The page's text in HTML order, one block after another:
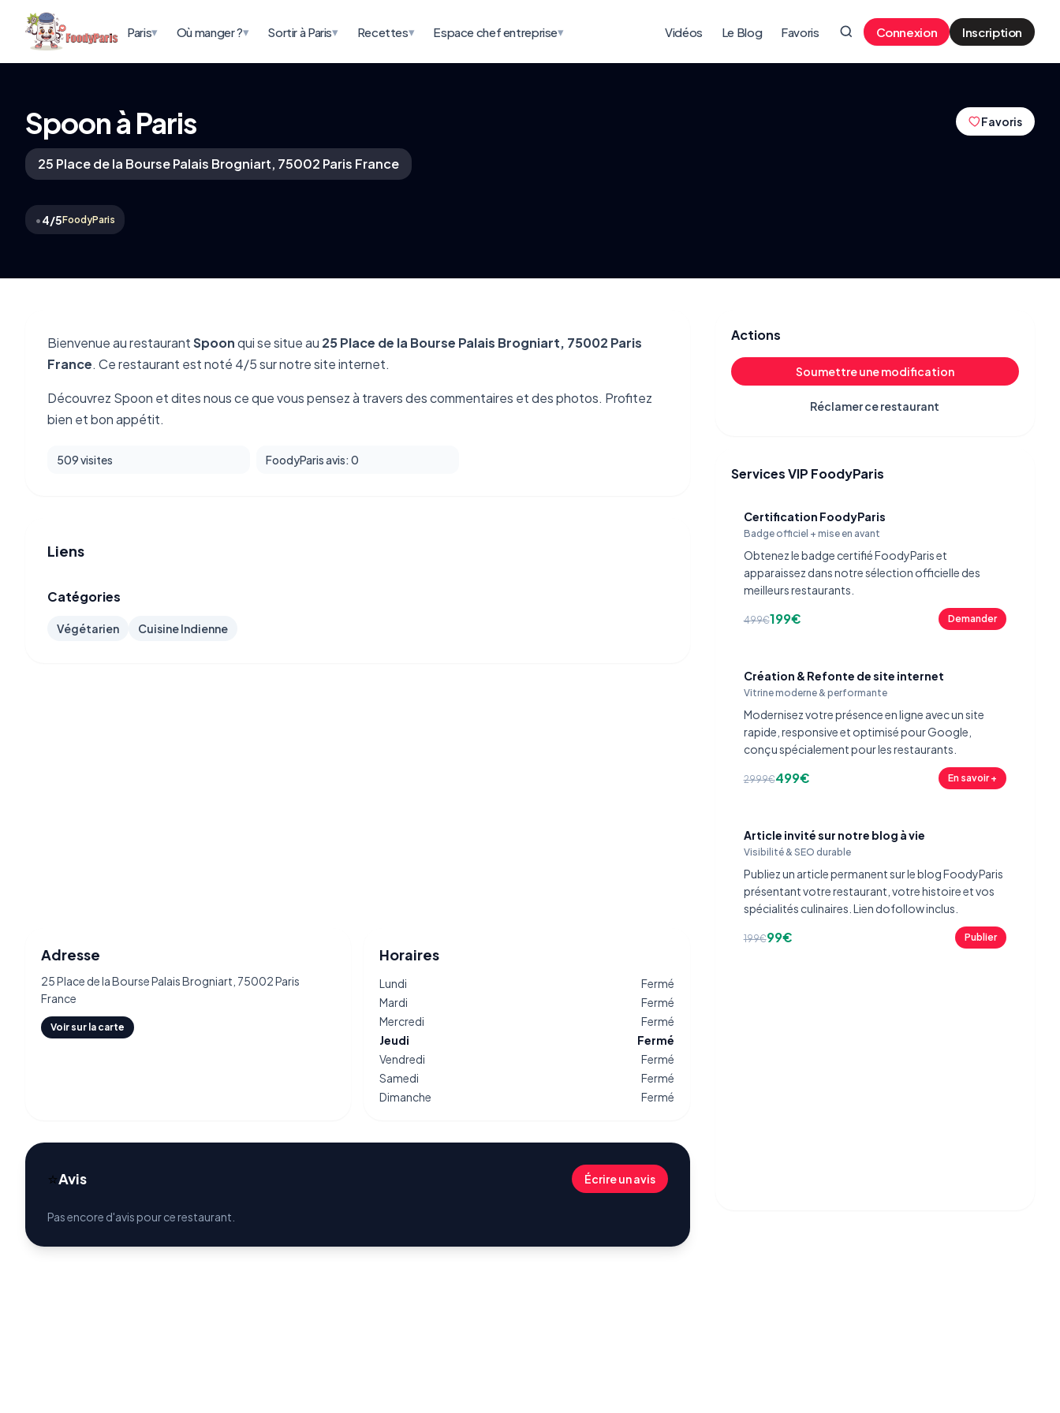
Paris▾ Où manger ?▾ Sortir à Paris▾ Recettes▾ Espace chef entreprise▾ Vidéos Le Blog Favoris Connexion Inscription
Spoon à Paris
25 Place de la Bourse Palais Brogniart, 75002 Paris France
•4/5FoodyParis
Favoris
Bienvenue au restaurantSpoonqui se situe au 25 Place de la Bourse Palais Brogniart, 75002 Paris
France. Ce restaurant est noté 4/5 sur notre site internet.
Découvrez Spoon et dites nous ce que vous pensez à travers des commentaires et des photos. Profitez
bien et bon appétit.
509 visites FoodyParis avis: 0
Liens
Catégories
Végétarien Cuisine Indienne
Adresse
25 Place de la Bourse Palais Brogniart, 75002 Paris
France
Voir sur la carte
Horaires
Lundi
Fermé
Mardi
Fermé
Mercredi
Fermé
Jeudi
Fermé
Vendredi
Fermé
Samedi
Fermé
Dimanche
Fermé
⭐Avis Écrire un avis
Pas encore d'avis pour ce restaurant.
Actions
Soumettre une modification
Réclamer ce restaurant
Services VIP FoodyParis
Certification FoodyParis
Badge officiel + mise en avant
Obtenez le badge certifié FoodyParis et
apparaissez dans notre sélection officielle des
meilleurs restaurants.
499€199€ Demander
Création & Refonte de site internet
Vitrine moderne & performante
Modernisez votre présence en ligne avec un site
rapide, responsive et optimisé pour Google,
conçu spécialement pour les restaurants.
2999€499€ En savoir +
Article invité sur notre blog à vie
Visibilité & SEO durable
Publiez un article permanent sur le blog FoodyParis
présentant votre restaurant, votre histoire et vos
spécialités culinaires. Lien dofollow inclus.
199€99€ Publier